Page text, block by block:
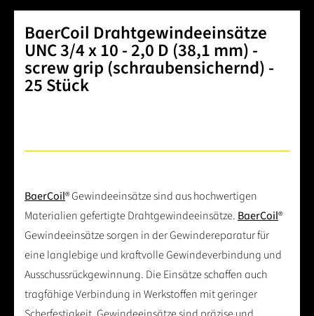
BaerCoil Drahtgewindeeinsätze
UNC 3/4 x 10 - 2,0 D (38,1 mm) -
screw grip (schraubensichernd) -
25 Stück
BaerCoil® Gewindeeinsätze sind aus hochwertigen
Materialien gefertigte Drahtgewindeeinsätze. BaerCoil®
Gewindeeinsätze sorgen in der Gewindereparatur für
eine langlebige und kraftvolle Gewindeverbindung und
Ausschussrückgewinnung. Die Einsätze schaffen auch
tragfähige Verbindung in Werkstoffen mit geringer